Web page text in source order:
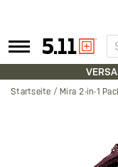
Tactical
Gear
Startseite Mira 2-in-1